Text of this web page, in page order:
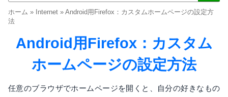
e
v
a
ホーム » Internet » Android用Firefox：カスタムホームページの設定方
法
Android用Firefox：カスタム
ホームページの設定方法
任意のブラウザでホームページを開くと、自分の好きなもの